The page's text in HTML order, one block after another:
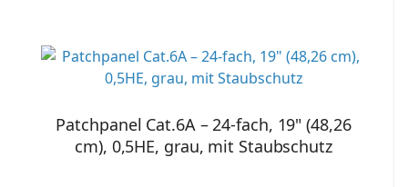
Patchpanel Cat.6A – 24-fach, 19" (48,26
cm), 0,5HE, grau, mit Staubschutz